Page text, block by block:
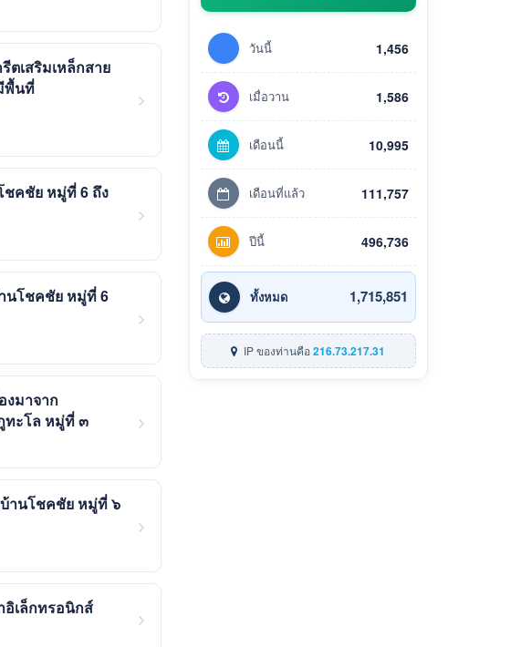
ตเสริมเหล็กสาย
พื้นที่
ชคชัย หมู่ที่ 6 ถึง
นโชคชัย หมู่ที่ 6
งมาจาก
ทะโล หมู่ที่ ๓
บ้านโชคชัย หมู่ที่ ๖
เล็กทรอนิกส์
วันนี้ 1,456
เมื่อวาน 1,586
เดือนนี้ 10,995
เดือนที่แล้ว 111,757
ปีนี้ 496,736
ทั้งหมด 1,715,851
IP ของท่านคือ216.73.217.31